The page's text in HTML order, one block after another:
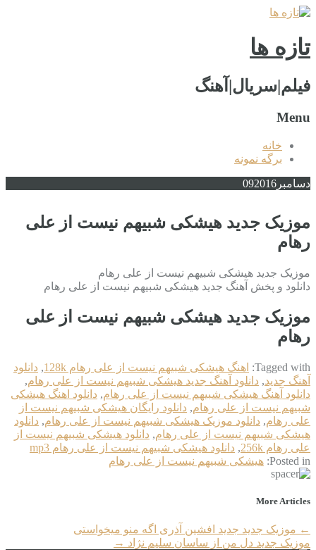
تازه ها
فیلم|سریال|آهنگ
Menu
خانه
برگه نمونه
دسامبر 092016
موزیک جدید هیشکی شبیهم نیست از علی
رهام
موزیک جدید هیشکی شبیهم نیست از علی رهام
دانلود و پخش آهنگ جدید هیشکی شبیهم نیست از علی رهام
موزیک جدید هیشکی شبیهم نیست از علی
رهام
Tagged with: اهنگ هیشکی شبیهم نیست از علی رهام 128k , دانلود
آهنگ جدید, دانلود آهنگ جدید هیشکی شبیهم نیست از علی رهام,
دانلود آهنگ هیشکی شبیهم نیست از علی رهام, دانلود اهنگ هیشکی
شبیهم نیست از علی رهام, دانلود رایگان هیشکی شبیهم نیست از
علی رهام, دانلود موزیک هیشکی شبیهم نیست از علی رهام, دانلود
هیشکی شبیهم نیست از علی رهام, دانلود هیشکی شبیهم نیست از
علی رهام 256k
, دانلود هیشکی شبیهم نیست از علی رهام mp3
Posted in: هیشکی شبیهم نیست از علی رهام
More Articles
← موزیک جدید جديد افشین آذری اگه منو میخواستی
موزیک جدید دل من از ساسان سلیم نژاد →